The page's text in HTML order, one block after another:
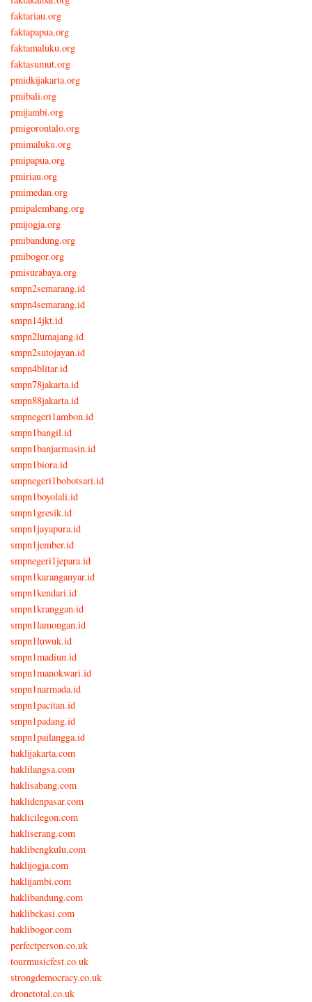
faktariau.org
faktapapua.org
faktamaluku.org
faktasumut.org
pmidkijakarta.org
pmibali.org
pmijambi.org
pmigorontalo.org
pmimaluku.org
pmipapua.org
pmiriau.org
pmimedan.org
pmipalembang.org
pmijogja.org
pmibandung.org
pmibogor.org
pmisurabaya.org
smpn2semarang.id
smpn4semarang.id
smpn14jkt.id
smpn2lumajang.id
smpn2sutojayan.id
smpn4blitar.id
smpn78jakarta.id
smpn88jakarta.id
smpnegeri1ambon.id
smpn1bangil.id
smpn1banjarmasin.id
smpn1biora.id
smpnegeri1bobotsari.id
smpn1boyolali.id
smpn1gresik.id
smpn1jayapura.id
smpn1jember.id
smpnegeri1jepara.id
smpn1karanganyar.id
smpn1kendari.id
smpn1kranggan.id
smpn1lamongan.id
smpn1luwuk.id
smpn1madiun.id
smpn1manokwari.id
smpn1narmada.id
smpn1pacitan.id
smpn1padang.id
smpn1pailangga.id
haklijakarta.com
haklilangsa.com
haklisabang.com
haklidenpasar.com
haklicilegon.com
hakliserang.com
haklibengkulu.com
haklijogja.com
haklijambi.com
haklibandung.com
haklibekasi.com
haklibogor.com
perfectperson.co.uk
tourmusicfest.co.uk
strongdemocracy.co.uk
dronetotal.co.uk